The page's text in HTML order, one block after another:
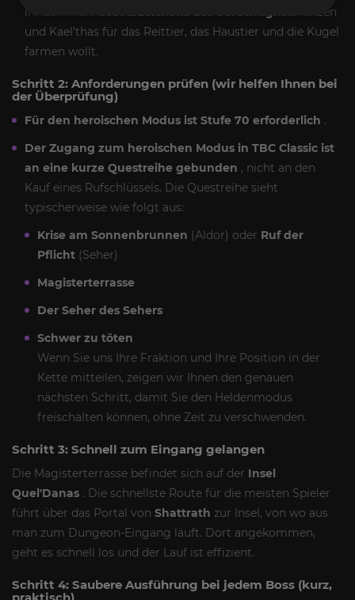
ihr den Wert
nutzen
und Kael'thas für das Reittier, das Haustier und die Kugel
farmen wollt.
Schritt 2: Anforderungen prüfen (wir helfen Ihnen bei
der Überprüfung)
Für den heroischen Modus ist Stufe 70 erforderlich .
Der Zugang zum heroischen Modus in TBC Classic ist
an eine kurze Questreihe gebunden , nicht an den
Kauf eines Rufschlüssels. Die Questreihe sieht
typischerweise wie folgt aus:
Krise am Sonnenbrunnen (Aldor) oder Ruf der
Pflicht (Seher)
Magisterterrasse
Der Seher des Sehers
Schwer zu töten
Wenn Sie uns Ihre Fraktion und Ihre Position in der
Kette mitteilen, zeigen wir Ihnen den genauen
nächsten Schritt, damit Sie den Heldenmodus
freischalten können, ohne Zeit zu verschwenden.
Schritt 3: Schnell zum Eingang gelangen
Die Magisterterrasse befindet sich auf der Insel
Quel'Danas . Die schnellste Route für die meisten Spieler
führt über das Portal von Shattrath zur Insel, von wo aus
man zum Dungeon-Eingang läuft. Dort angekommen,
geht es schnell los und der Lauf ist effizient.
Schritt 4: Saubere Ausführung bei jedem Boss (kurz,
praktisch)